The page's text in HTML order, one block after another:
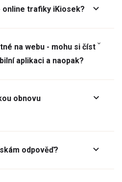
trafiky iKiosek?
na webu - mohu si číst
aplikaci a naopak?
obnovu
odpověď?